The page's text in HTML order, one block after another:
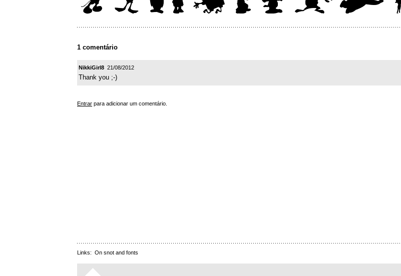
1 comentário
NikkiGirl8 21/08/2012
Thank you ;-)
Entrar para adicionar um comentário.
Links: On snot and fonts